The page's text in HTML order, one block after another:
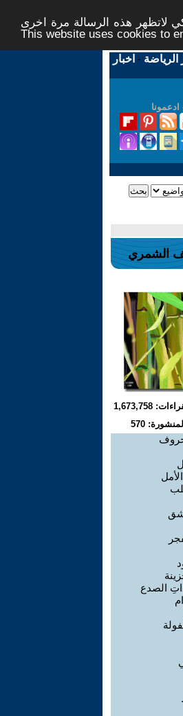
لاتظهر هذه الرسالة مرة اخرى -
This website uses cookies to
الرياضة - اخبار
ادعمونا
الشمري
1,673,758
570
الصدع